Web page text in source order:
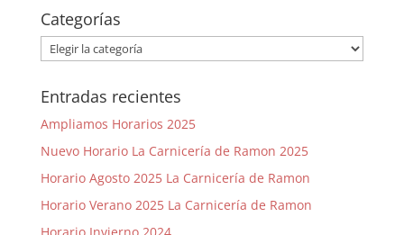
Categorías
Categorías
Entradas recientes
Ampliamos Horarios 2025
Nuevo Horario La Carnicería de Ramon 2025
Horario Agosto 2025 La Carnicería de Ramon
Horario Verano 2025 La Carnicería de Ramon